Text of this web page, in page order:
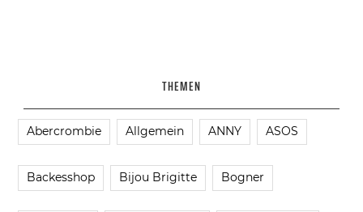
THEMEN
Abercrombie Allgemein ANNY ASOS
Backesshop Bijou Brigitte Bogner